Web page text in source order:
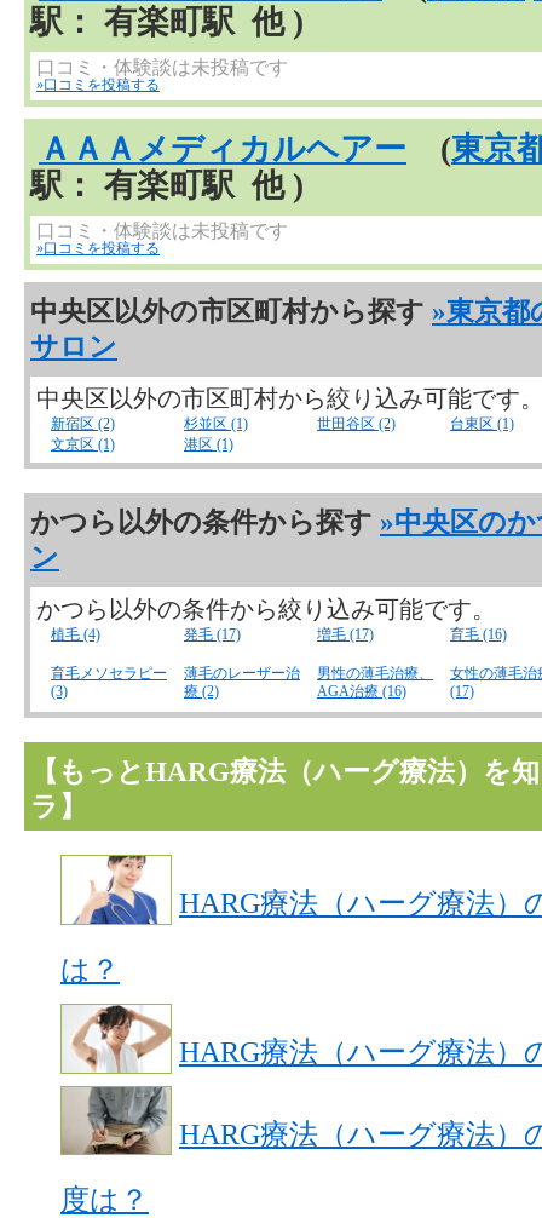
駅： 有楽町駅 他 )
口コミ・体験談は未投稿です
»口コミを投稿する
ＡＡＡメディカルヘアー (東京
駅： 有楽町駅 他 )
口コミ・体験談は未投稿です
»口コミを投稿する
中央区以外の市区町村から探す »東京都
サロン
中央区以外の市区町村から絞り込み可能です
新宿区 (2) 杉並区 (1) 世田谷区 (2)
台東区 (1)
文京区 (1)
港区 (1)
かつら以外の条件から探す »中央区の
ン
かつら以外の条件から絞り込み可能です。
植毛 (4) 発毛 (17) 増毛 (17) 育毛 (16)
育毛メソセラピー
(3)
薄毛のレーザー治
療 (2)
男性の薄毛治療、
AGA治療 (16)
女性の薄毛治
(17)
【もっとHARG療法（ハーグ療法）を
ラ】
HARG療法（ハーグ療法）
は？
HARG療法（ハーグ療法）
HARG療法（ハーグ療法）
度は？